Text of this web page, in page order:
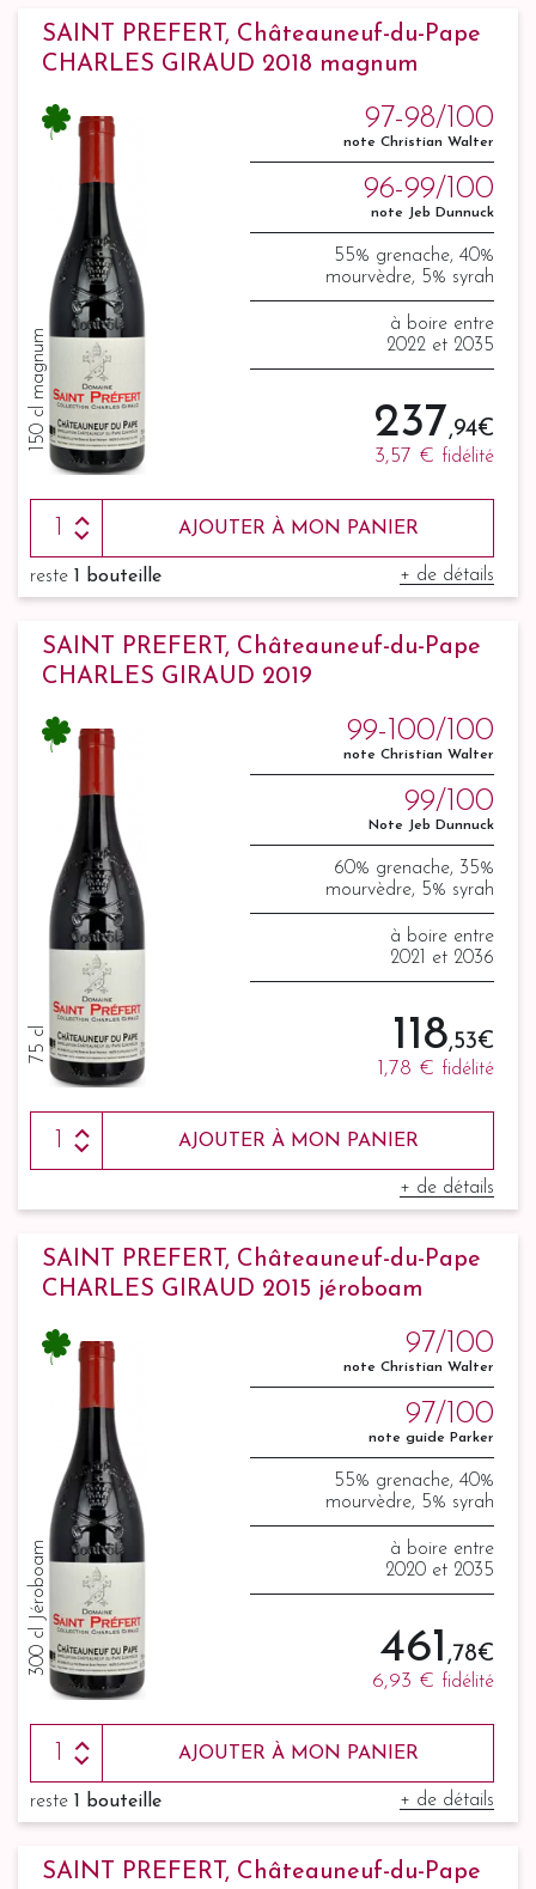
SAINT PREFERT, Châteauneuf-du-Pape
CHARLES GIRAUD 2018 magnum
150 cl magnum
97-98/100
note Christian Walter
96-99/100
note Jeb Dunnuck
55% grenache, 40%
mourvèdre, 5% syrah
à boire entre
2022 et 2035
237,94 €
3,57 € fidélité
AJOUTER À MON PANIER
reste 1 bouteille + de détails
SAINT PREFERT, Châteauneuf-du-Pape
CHARLES GIRAUD 2019
75 cl
99-100/100
note Christian Walter
99/100
Note Jeb Dunnuck
60% grenache, 35%
mourvèdre, 5% syrah
à boire entre
2021 et 2036
118,53 €
1,78 € fidélité
AJOUTER À MON PANIER
+ de détails
SAINT PREFERT, Châteauneuf-du-Pape
CHARLES GIRAUD 2015 jéroboam
300 cl Jéroboam
97/100
note Christian Walter
97/100
note guide Parker
55% grenache, 40%
mourvèdre, 5% syrah
à boire entre
2020 et 2035
461 ,78 €
6,93 € fidélité
AJOUTER À MON PANIER
reste 1 bouteille + de détails
SAINT PREFERT, Châteauneuf-du-Pape